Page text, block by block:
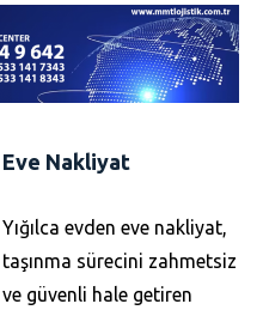
Eve Nakliyat
Yığılca evden eve nakliyat,
taşınma sürecini zahmetsiz
ve güvenli hale getiren